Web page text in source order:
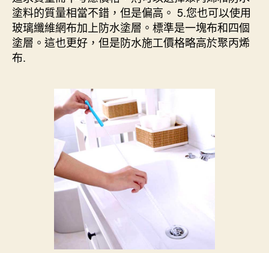
塗料的質量相當不錯，但是偏高。 5.您也可以使用
玻璃纖維網布加上防水塗層。標準是一塊布和四個
塗層。這也更好，但是防水施工價格略高於聚丙烯
布.